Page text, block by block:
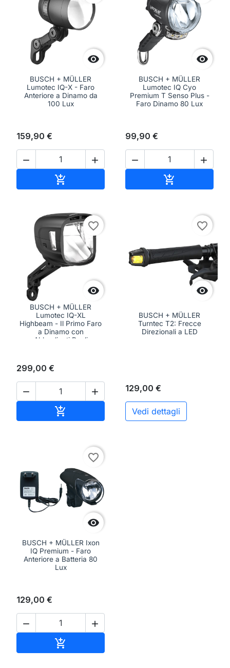

BUSCH + MÜLLER
Lumotec IQ-X - Faro
Anteriore a Dinamo da
100 Lux
159,90 €
 


BUSCH + MÜLLER
Lumotec IQ Cyo
Premium T Senso Plus -
Faro Dinamo 80 Lux
99,90 €
 


favorite_border
BUSCH + MÜLLER
Lumotec IQ-XL
Highbeam - Il Primo Faro
a Dinamo con
Abbaglianti Reali
299,00 €
 
 Aggiungi al carrello

favorite_border
BUSCH + MÜLLER
Turntec T2: Frecce
Direzionali a LED
129,00 €
Vedi dettagli

favorite_border
BUSCH + MÜLLER Ixon
IQ Premium - Faro
Anteriore a Batteria 80
Lux
129,00 €
 
